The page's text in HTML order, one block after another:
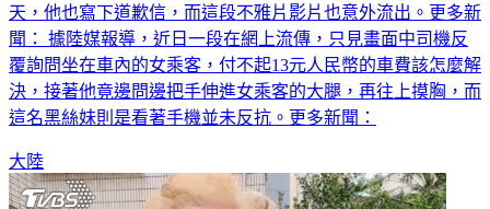
天，他也寫下道歉信，而這段不雅片影片也意外流出。更多新
聞： 據陸媒報導，近日一段在網上流傳，只見畫面中司機反
覆詢問坐在車內的女乘客，付不起13元人民幣的車費該怎麼解
決，接著他竟邊問邊把手伸進女乘客的大腿，再往上摸胸，而
這名黑絲妹則是看著手機並未反抗。更多新聞：
大陸